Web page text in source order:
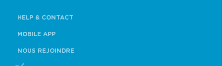
HELP & CONTACT
MOBILE APP
NOUS REJOINDRE